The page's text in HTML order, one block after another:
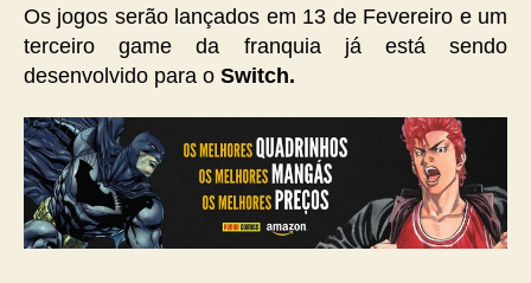
Os jogos serão lançados em 13 de Fevereiro e um
terceiro game da franquia já está sendo
desenvolvido para o Switch.